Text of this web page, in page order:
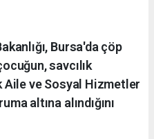
Bursa'da çöp
savcılık
Aile ve Sosyal Hizmetler
altına alındığını